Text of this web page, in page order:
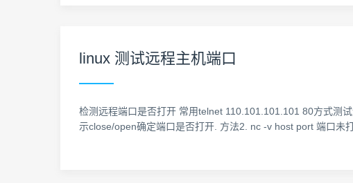
linux 测试远程主机端口
检测远程端口是否打开 常用telnet 110.101.101.101 80方式测
示close/open确定端口是否打开. 方法2. nc -v host port 端口未